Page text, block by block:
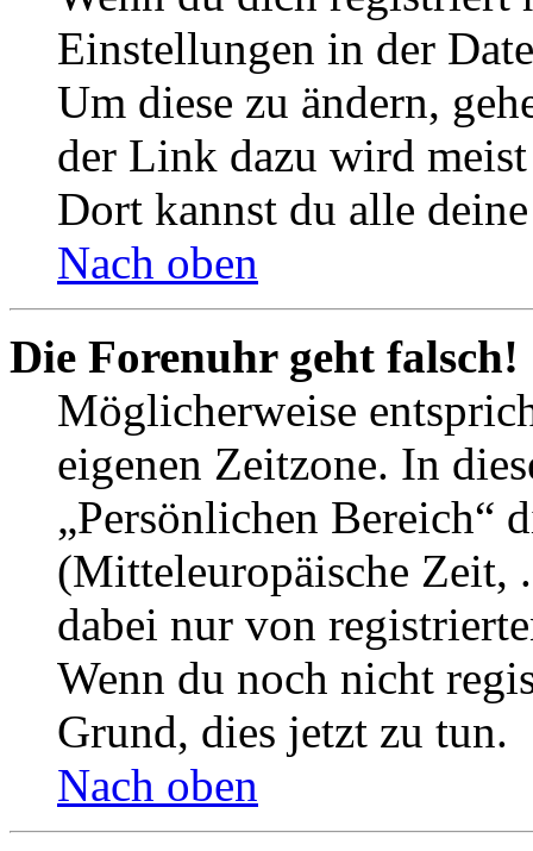
Einstellungen in der
Um diese zu ändern,
der Link dazu wird
Dort kannst du alle
Nach oben
Die Forenuhr geht falsch!
Möglicherweise
eigenen Zeitzone. In
„Persönlichen Bereich“
(Mitteleuropäische Zeit,
dabei nur von
Wenn du noch nicht
Grund, dies jetzt zu tun.
Nach oben